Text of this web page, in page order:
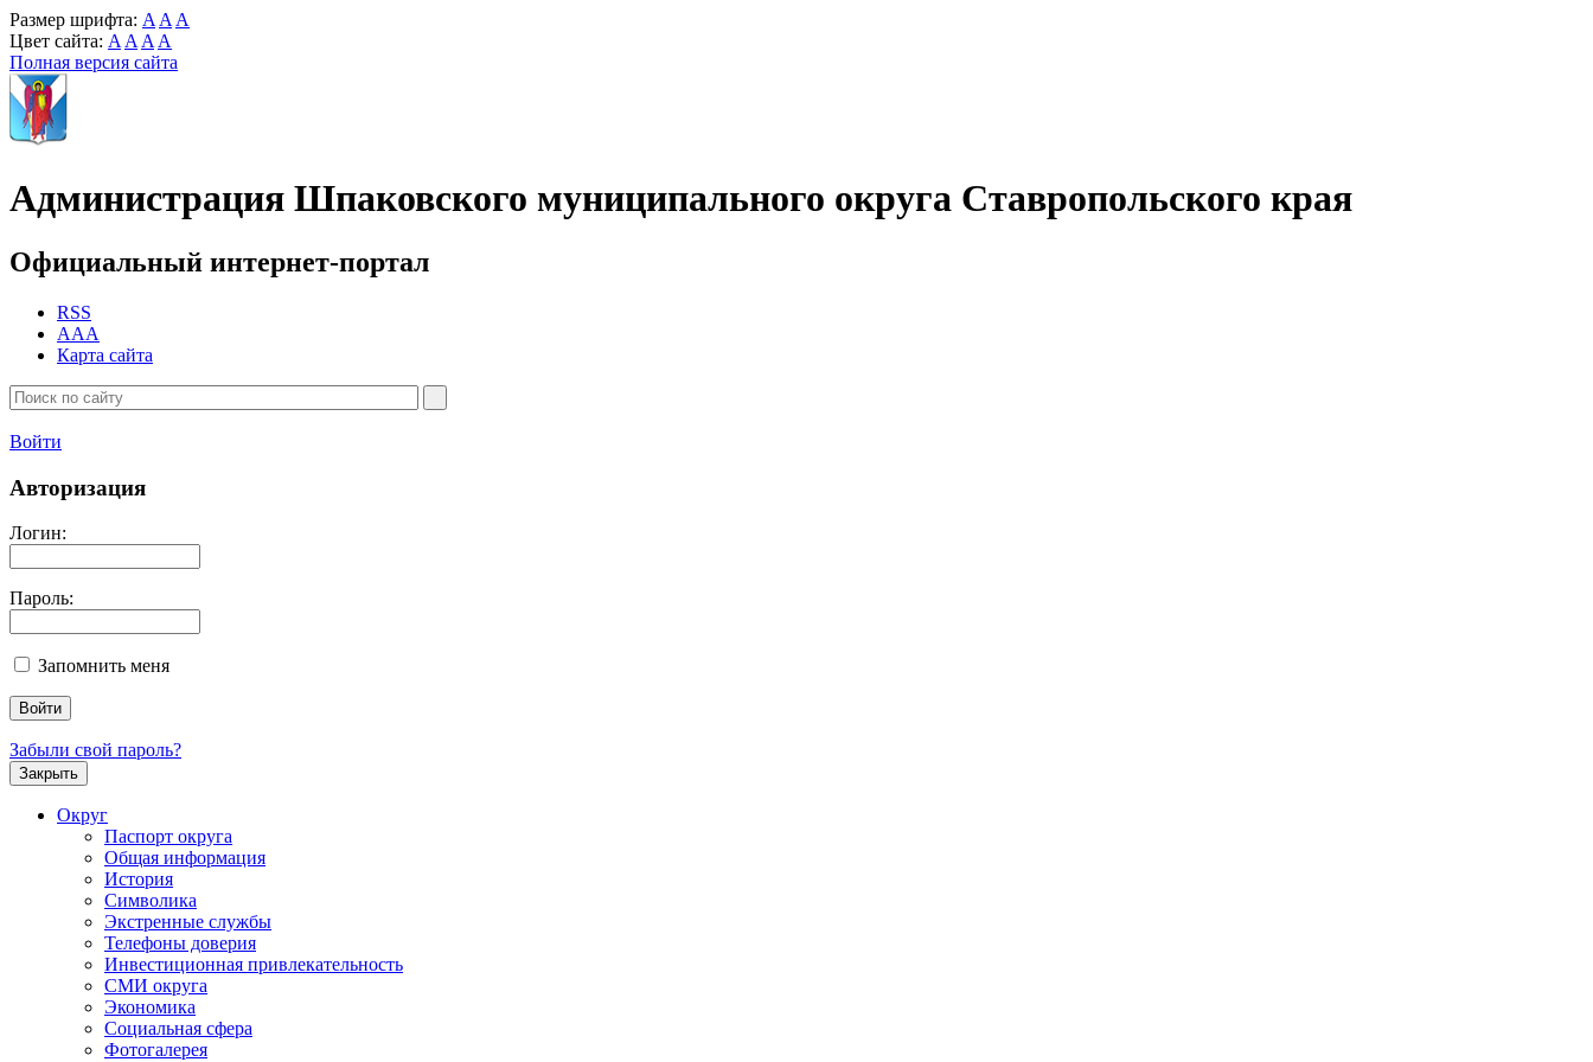
Размер шрифта: A A A
Цвет сайта: A A A A
Полная версия сайта
Администрация Шпаковского муниципального округа Ставропольского края
Официальный интернет-портал
RSS
AAA
Карта сайта
Войти
Авторизация
Логин:
Пароль:
Запомнить меня
Забыли свой пароль?
Закрыть
Округ
Паспорт округа
Общая информация
История
Символика
Экстренные службы
Телефоны доверия
Инвестиционная привлекательность
СМИ округа
Экономика
Социальная сфера
Фотогалерея